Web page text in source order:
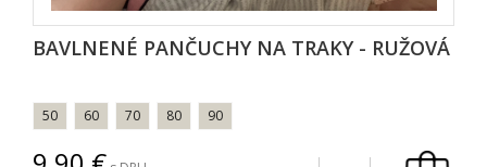
BAVLNENÉ PANČUCHY NA TRAKY - RUŽOVÁ
50 60 70 80 90